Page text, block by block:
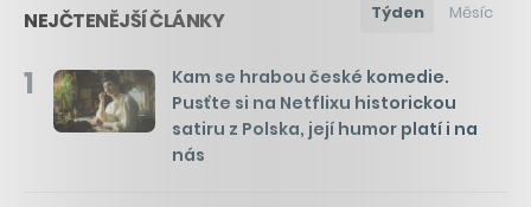
NEJČTENĚJŠÍ ČLÁNKY Týden Měsíc
1
Kam se hrabou české komedie.
Pusťte si na Netflixu historickou
satiru z Polska, její humor platí i na
nás